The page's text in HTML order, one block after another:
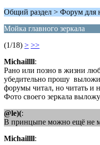
Общий раздел > Форум для
Мойка главного зеркала
(1/18) > >>
Michaillll:
Рано или позно в жизни
убедительно прошу
форумы читал, но читать и
Фото своего зеркала
@le)(:
В принцыпе можно ещё не
Michaillll: